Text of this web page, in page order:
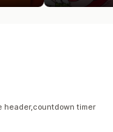
header,countdown timer